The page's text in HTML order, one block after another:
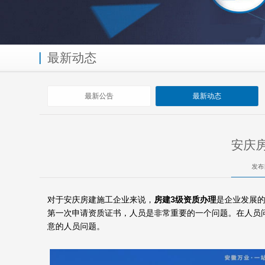
最新动态
最新公告 最新动态
安庆
发
对于安庆房建施工企业来说， 房建3级资质办理是企业发展
第一次申请资质证书，人员是非常重要的一个问题。在人
意的人员问题。